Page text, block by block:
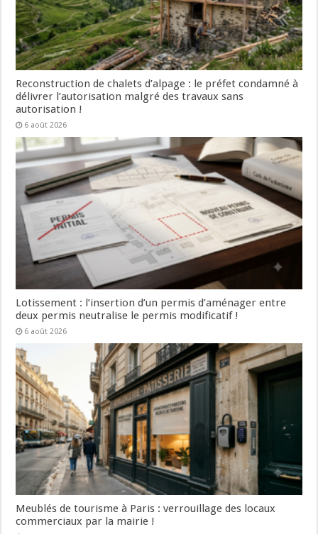
Reconstruction de chalets d’alpage : le préfet condamné à
délivrer l’autorisation malgré des travaux sans
autorisation !
6 août 2026
Lotissement : l’insertion d’un permis d’aménager entre
deux permis neutralise le permis modificatif !
6 août 2026
Meublés de tourisme à Paris : verrouillage des locaux
commerciaux par la mairie !